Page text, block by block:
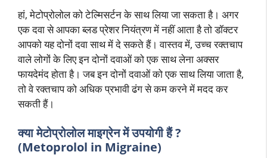
हां, मेटोप्रोलोल को टेल्मिसर्टन के साथ लिया जा सकता है। अगर
एक दवा से आपका ब्लड प्रेशर नियंत्रण में नहीं आता है तो डॉक्टर
आपको यह दोनों दवा साथ में दे सकते हैं। वास्तव में, उच्च रक्तचाप
वाले लोगों के लिए इन दोनों दवाओं को एक साथ लेना अक्सर
फायदेमंद होता है। जब इन दोनों दवाओं को एक साथ लिया जाता है,
तो वे रक्तचाप को अधिक प्रभावी ढंग से कम करने में मदद कर
सकती हैं।
क्या मेटोप्रोलोल माइग्रेन में उपयोगी हैं ?
(Metoprolol in Migraine)